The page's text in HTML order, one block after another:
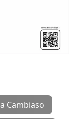
Cambiaso